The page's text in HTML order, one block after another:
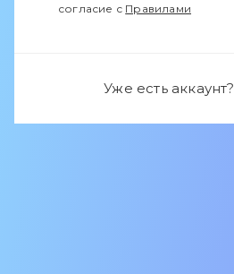
согласие с Правилами
Уже есть аккаунт?